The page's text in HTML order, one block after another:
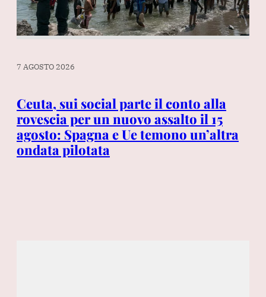
7 AGOSTO 2026
Ceuta, sui social parte il conto alla
rovescia per un nuovo assalto il 15
agosto: Spagna e Ue temono un’altra
ondata pilotata